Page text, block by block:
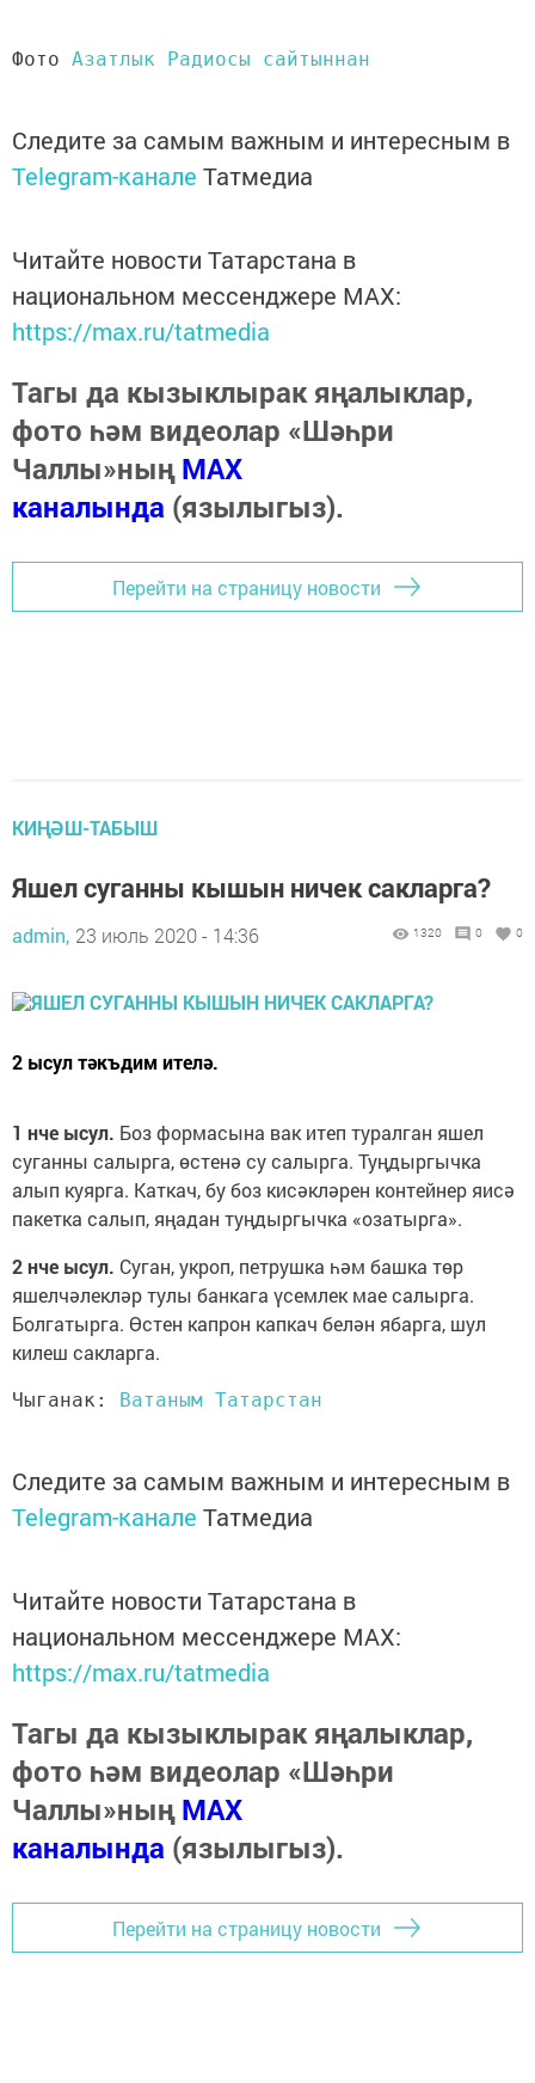
Фото Азатлык Радиосы сайтыннан
Следите за самым важным и интересным в
Telegram-канале Татмедиа
Читайте новости Татарстана в
национальном мессенджере MАХ:
https://max.ru/tatmedia
Тагы да кызыклырак яңалыклар,
фото һәм видеолар «Шәһри
Чаллы»ныңMAX
каналында (язылыгыз).
Перейти на страницу новости
КИҢӘШ-ТАБЫШ
Яшел суганны кышын ничек сакларга?
admin, 23 июль 2020 - 14:36 1320 0 0
2 ысул тәкъдим ителә.
1 нче ысул. Боз формасына вак итеп туралган яшел
суганны салырга, өстенә су салырга. Туңдыргычка
алып куярга. Каткач, бу боз кисәкләрен контейнер яисә
пакетка салып, яңадан туңдыргычка «озатырга».
2 нче ысул. Суган, укроп, петрушка һәм башка төр
яшелчәлекләр тулы банкага үсемлек мае салырга.
Болгатырга. Өстен капрон капкач белән ябарга, шул
килеш сакларга.
Чыганак: Ватаным Татарстан
Следите за самым важным и интересным в
Telegram-канале Татмедиа
Читайте новости Татарстана в
национальном мессенджере MАХ:
https://max.ru/tatmedia
Тагы да кызыклырак яңалыклар,
фото һәм видеолар «Шәһри
Чаллы»ныңMAX
каналында (язылыгыз).
Перейти на страницу новости